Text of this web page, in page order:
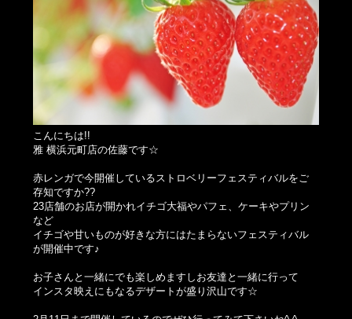
こんにちは!!
雅 横浜元町店の佐藤です☆
赤レンガで今開催しているストロベリーフェスティバルをご
存知ですか??
23店舗のお店が開かれイチゴ大福やパフェ、ケーキやプリン
など
イチゴや甘いものが好きな方にはたまらないフェスティバル
が開催中です♪
お子さんと一緒にでも楽しめますしお友達と一緒に行って
インスタ映えにもなるデザートが盛り沢山です☆